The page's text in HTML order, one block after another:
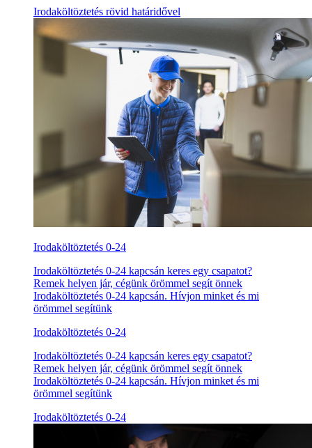
Irodaköltöztetés rövid határidővel
Irodaköltöztetés 0-24
Irodaköltöztetés 0-24 kapcsán keres egy csapatot?
Remek helyen jár, cégünk örömmel segít önnek
Irodaköltöztetés 0-24 kapcsán. Hívjon minket és mi
örömmel segítünk
Irodaköltöztetés 0-24
Irodaköltöztetés 0-24 kapcsán keres egy csapatot?
Remek helyen jár, cégünk örömmel segít önnek
Irodaköltöztetés 0-24 kapcsán. Hívjon minket és mi
örömmel segítünk
Irodaköltöztetés 0-24